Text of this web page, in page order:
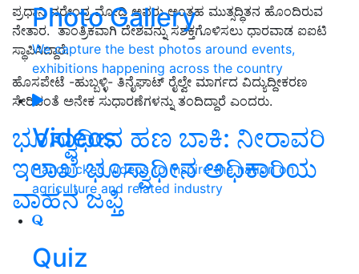
Photo Gallery
We capture the best photos around events,
exhibitions happening across the country
Videos
Handpicked videos to inspire the nation on
agriculture and related industry
Quiz
ಪ್ರಧಾನಿ ನರೇಂದ್ರ ಮೋದಿ ಅವರು ಅಂತಹ ಮುತ್ಸದ್ಧಿತನ ಹೊಂದಿರುವ
ನೇತಾರ. ತಾಂತ್ರಿಕವಾಗಿ ದೇಶವನ್ನು ಸಶಕ್ತಗೊಳಿಸಲು ಧಾರವಾಡ ಐಐಟಿ
ಸ್ಥಾಪಿಸಿದ್ದಾರೆ.
ಹೊಸಪೇಟೆ -ಹುಬ್ಬಳ್ಳಿ- ತಿನೈಘಾಟ್ ರೈಲ್ವೇ ಮಾರ್ಗದ ವಿದ್ಯುದ್ದೀಕರಣ
ಸೇರಿದಂತೆ ಅನೇಕ ಸುಧಾರಣೆಗಳನ್ನು ತಂದಿದ್ದಾರೆ ಎಂದರು.
ಭೂಸ್ವಾಧೀನ ಹಣ ಬಾಕಿ: ನೀರಾವರಿ
ಇಲಾಖೆ ಭೂಸ್ವಾಧೀನ ಅಧಿಕಾರಿಯ
ವಾಹನ ಜಫ್ತಿ